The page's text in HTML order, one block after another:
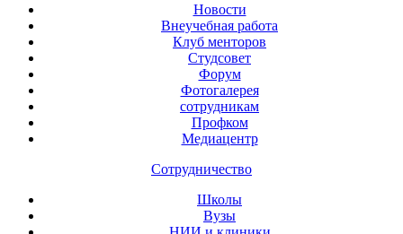
Новости
Внеучебная работа
Клуб менторов
Студсовет
Форум
Фотогалерея
сотрудникам
Профком
Медиацентр
Сотрудничество
Школы
Вузы